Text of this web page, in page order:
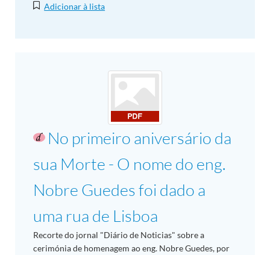
Adicionar à lista
No primeiro aniversário da
sua Morte - O nome do eng.
Nobre Guedes foi dado a
uma rua de Lisboa
Recorte do jornal "Diário de Noticias" sobre a
cerimónia de homenagem ao eng. Nobre Guedes, por